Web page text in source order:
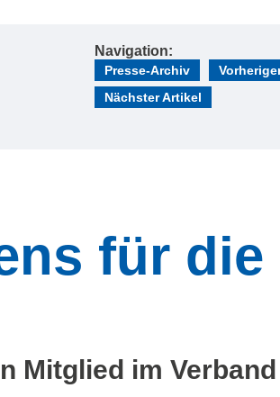
Navigation:
Presse-Archiv
Nächster Artikel
für die
Mitglied im Verband